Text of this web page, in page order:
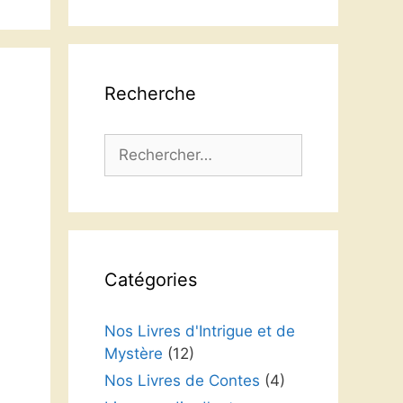
Recherche
Rechercher :
Catégories
Nos Livres d'Intrigue et de
Mystère (12)
Nos Livres de Contes (4)